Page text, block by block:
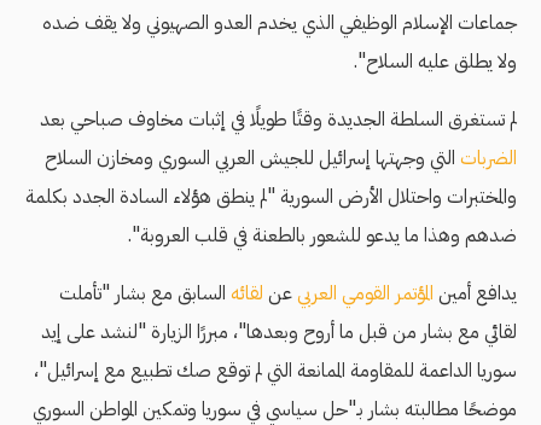
جماعات الإسلام الوظيفي الذي يخدم العدو الصهيوني ولا يقف ضده
ولا يطلق عليه السلاح".
لم تستغرق السلطة الجديدة وقتًا طويلًا في إثبات مخاوف صباحي بعد
الضربات التي وجهتها إسرائيل للجيش العربي السوري ومخازن السلاح
والمختبرات واحتلال الأرض السورية "لم ينطق هؤلاء السادة الجدد بكلمة
ضدهم وهذا ما يدعو للشعور بالطعنة في قلب العروبة".
يدافع أمين المؤتمر القومي العربيعن لقائه السابق مع بشار "تأملت
لقائي مع بشار من قبل ما أروح وبعدها"، مبررًا الزيارة "لنشد على إيد
سوريا الداعمة للمقاومة الممانعة التي لم توقع صك تطبيع مع إسرائيل"،
موضحًا مطالبته بشار بـ"حل سياسي في سوريا وتمكين المواطن السوري